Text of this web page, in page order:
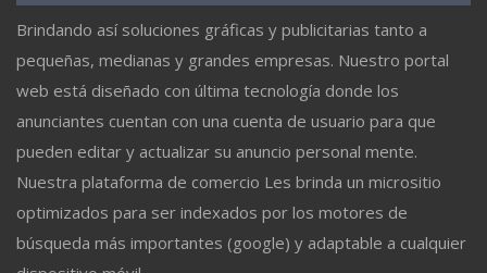
Brindando así soluciones gráficas y publicitarias tanto a
pequeñas, medianas y grandes empresas. Nuestro portal
web está diseñado con última tecnología donde los
anunciantes cuentan con una cuenta de usuario para que
pueden editar y actualizar su anuncio personal mente.
Nuestra plataforma de comercio Les brinda un micrositio
optimizados para ser indexados por los motores de
búsqueda más importantes (google) y adaptable a cualquier